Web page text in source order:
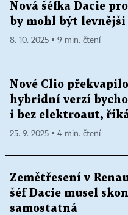
Nová šéfka Dacie
by mohl být
8. 10. 2025 ▪ 9 min. čtení
Nové Clio
hybridní verzí
i bez elektroaut,
25. 9. 2025 ▪ 4 min. čtení
Zemětřesení v
šéf Dacie musel
samostatná